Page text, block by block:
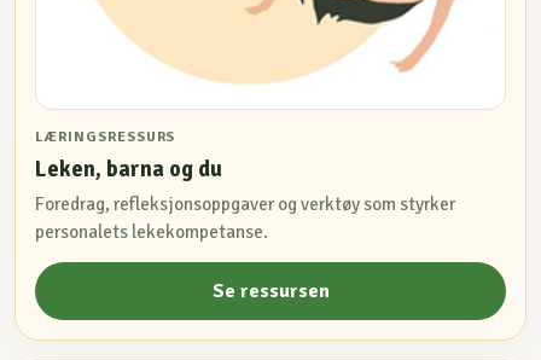
LÆRINGSRESSURS
Leken, barna og du
Foredrag, refleksjonsoppgaver og verktøy som styrker
personalets lekekompetanse.
Se ressursen